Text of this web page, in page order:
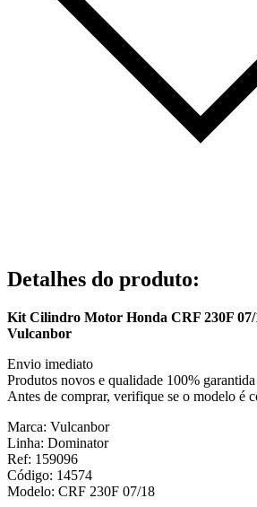
Detalhes do produto:
Kit Cilindro Motor Honda CRF 230F 07/
Vulcanbor
Envio imediato
Produtos novos e qualidade 100% garantida
Antes de comprar, verifique se o modelo é
Marca: Vulcanbor
Linha: Dominator
Ref: 159096
Código: 14574
Modelo: CRF 230F 07/18